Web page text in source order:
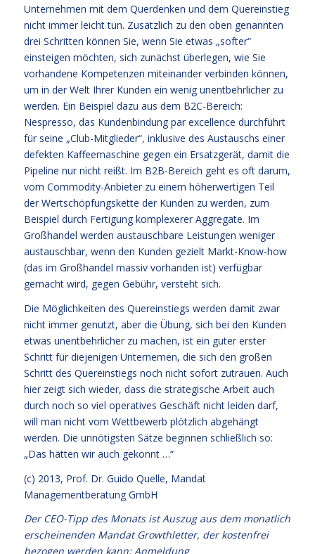
Unternehmen mit dem Querdenken und dem Quereinstieg
nicht immer leicht tun. Zusätzlich zu den oben genannten
drei Schritten können Sie, wenn Sie etwas „softer“
einsteigen möchten, sich zunächst überlegen, wie Sie
vorhandene Kompetenzen miteinander verbinden können,
um in der Welt Ihrer Kunden ein wenig unentbehrlicher zu
werden. Ein Beispiel dazu aus dem B2C-Bereich:
Nespresso, das Kundenbindung par excellence durchführt
für seine „Club-Mitglieder“, inklusive des Austauschs einer
defekten Kaffeemaschine gegen ein Ersatzgerät, damit die
Pipeline nur nicht reißt. Im B2B-Bereich geht es oft darum,
vom Commodity-Anbieter zu einem höherwertigen Teil
der Wertschöpfungskette der Kunden zu werden, zum
Beispiel durch Fertigung komplexerer Aggregate. Im
Großhandel werden austauschbare Leistungen weniger
austauschbar, wenn den Kunden gezielt Markt-Know-how
(das im Großhandel massiv vorhanden ist) verfügbar
gemacht wird, gegen Gebühr, versteht sich.
Die Möglichkeiten des Quereinstiegs werden damit zwar
nicht immer genutzt, aber die Übung, sich bei den Kunden
etwas unentbehrlicher zu machen, ist ein guter erster
Schritt für diejenigen Unternemen, die sich den großen
Schritt des Quereinstiegs noch nicht sofort zutrauen. Auch
hier zeigt sich wieder, dass die strategische Arbeit auch
durch noch so viel operatives Geschäft nicht leiden darf,
will man nicht vom Wettbewerb plötzlich abgehängt
werden. Die unnötigsten Sätze beginnen schließlich so:
„Das hätten wir auch gekonnt …“
(c) 2013, Prof. Dr. Guido Quelle, Mandat
Managementberatung GmbH
Der CEO-Tipp des Monats ist Auszug aus dem monatlich
erscheinenden Mandat Growthletter, der kostenfrei
bezogen werden kann:Anmeldung